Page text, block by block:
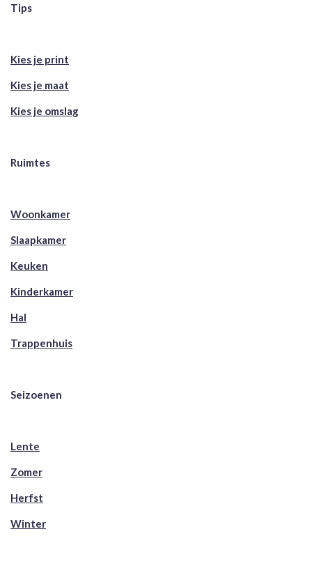
Tips
Kies je print
Kies je maat
Kies je omslag
Ruimtes
Woonkamer
Slaapkamer
Keuken
Kinderkamer
Hal
Trappenhuis
Seizoenen
Lente
Zomer
Herfst
Winter